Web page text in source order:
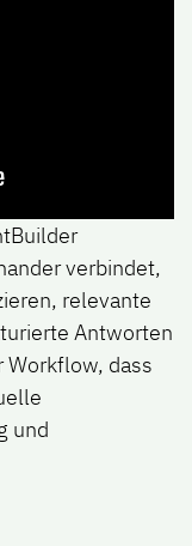
verbindet,
relevante
Antworten
dass
und